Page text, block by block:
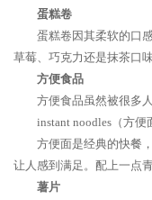
蛋糕卷
蛋糕卷因其柔软的口
草莓、巧克力还是抹茶口
方便食品
方便食品虽然被很多
instant noodles（方便
方便面是经典的快餐
让人感到满足。配上一点
薯片